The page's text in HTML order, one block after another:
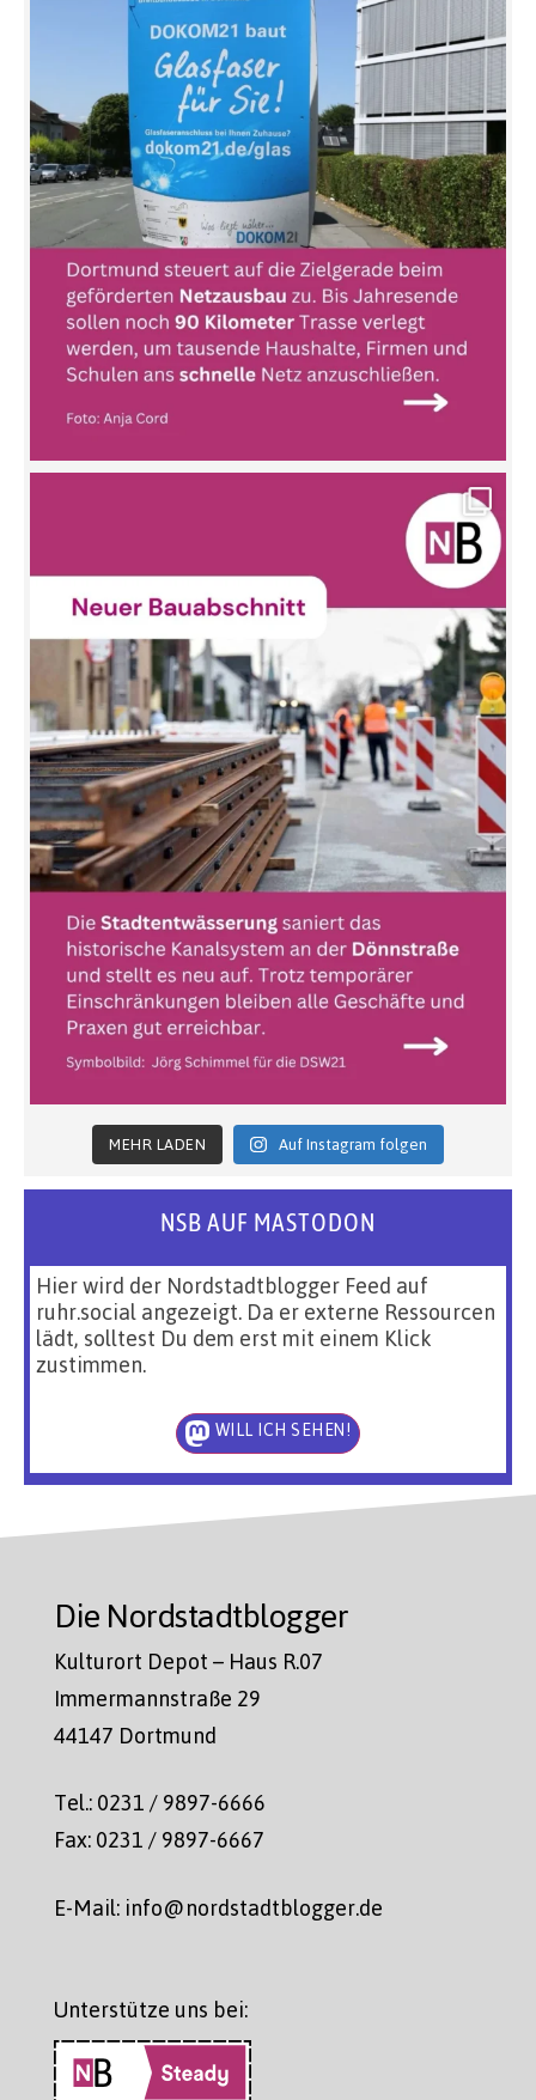
MEHR LADEN Auf Instagram folgen
NSB AUF MASTODON
Hier wird der Nordstadtblogger Feed auf
ruhr.social angezeigt. Da er externe Ressourcen
lädt, solltest Du dem erst mit einem Klick
zustimmen.
WILL ICH SEHEN!
Die Nordstadtblogger
Kulturort Depot – Haus R.07
Immermannstraße 29
44147 Dortmund
Tel.: 0231 / 9897-6666
Fax: 0231 / 9897-6667
E-Mail: info@nordstadtblogger.de
Unterstütze uns bei: